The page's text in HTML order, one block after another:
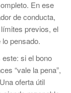
En ese
de conducta,
previos, el
pensado.
si el bono
“vale la pena”,
oferta útil